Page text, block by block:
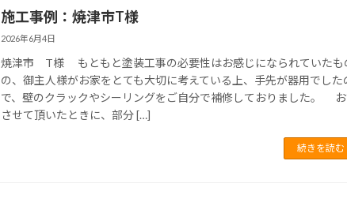
施工事例：焼津市T様
2026年6月4日
焼津市 T様 もともと塗装工事の必要性はお感じになられていたも
の、御主人様がお家をとても大切に考えている上、手先が器用でした
で、壁のクラックやシーリングをご自分で補修しておりました。
させて頂いたときに、部分 […]
続きを読む